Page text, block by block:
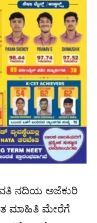
ನದಿಯ ಅಜೆಕುರಿ
ಮಾಹಿತಿ ಮೇರೆಗೆ